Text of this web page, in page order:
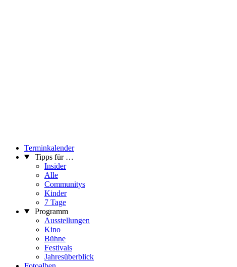
Terminkalender
Tipps für …
Insider
Alle
Communitys
Kinder
7 Tage
Programm
Ausstellungen
Kino
Bühne
Festivals
Jahresüberblick